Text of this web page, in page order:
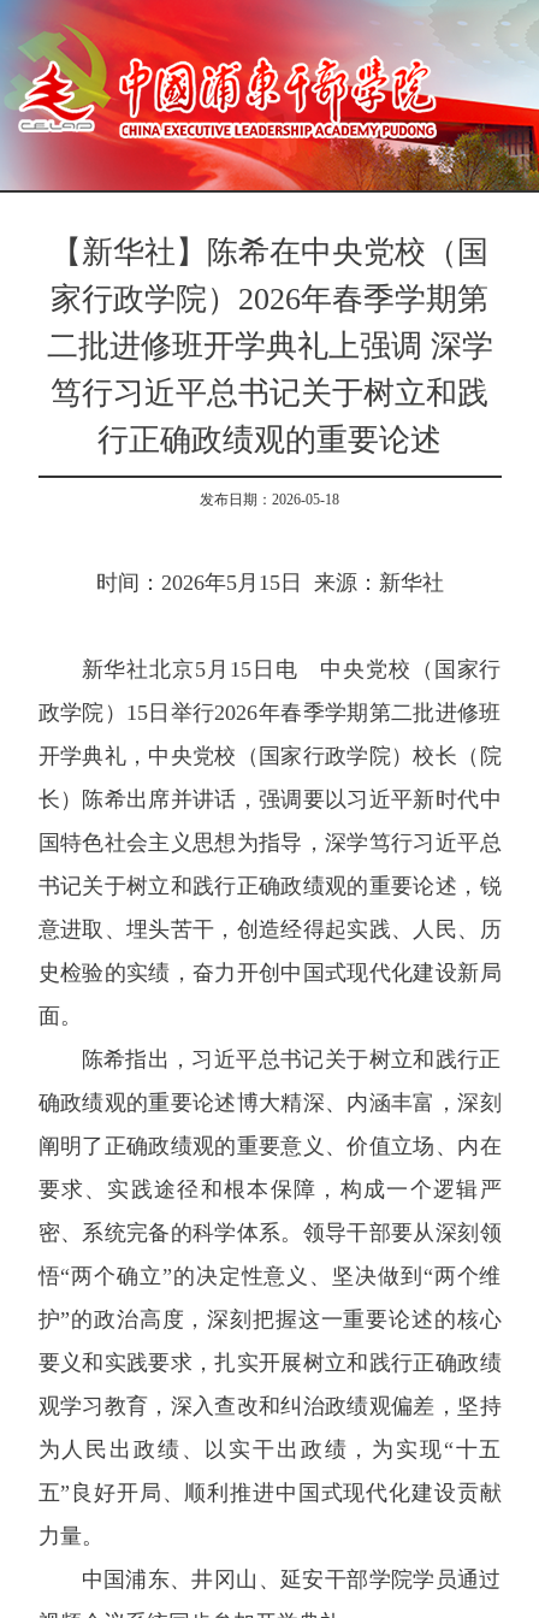
【新华社】陈希在中央党校（国
家行政学院）2026年春季学期第
二批进修班开学典礼上强调 深学
笃行习近平总书记关于树立和践
行正确政绩观的重要论述
发布日期：2026-05-18
时间：2026年5月15日 来源：新华社
新华社北京5月15日电 中央党校（国家行
政学院）15日举行2026年春季学期第二批进修班
开学典礼，中央党校（国家行政学院）校长（院
长）陈希出席并讲话，强调要以习近平新时代中
国特色社会主义思想为指导，深学笃行习近平总
书记关于树立和践行正确政绩观的重要论述，锐
意进取、埋头苦干，创造经得起实践、人民、历
史检验的实绩，奋力开创中国式现代化建设新局
面。
陈希指出，习近平总书记关于树立和践行正
确政绩观的重要论述博大精深、内涵丰富，深刻
阐明了正确政绩观的重要意义、价值立场、内在
要求、实践途径和根本保障，构成一个逻辑严
密、系统完备的科学体系。领导干部要从深刻领
悟“两个确立”的决定性意义、坚决做到“两个维
护”的政治高度，深刻把握这一重要论述的核心
要义和实践要求，扎实开展树立和践行正确政绩
观学习教育，深入查改和纠治政绩观偏差，坚持
为人民出政绩、以实干出政绩，为实现“十五
五”良好开局、顺利推进中国式现代化建设贡献
力量。
中国浦东、井冈山、延安干部学院学员通过